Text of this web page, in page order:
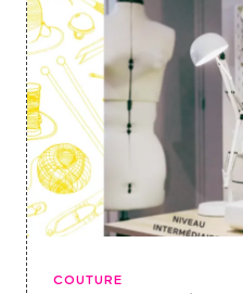
COUTURE